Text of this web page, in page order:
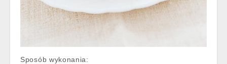
Sposób wykonania: